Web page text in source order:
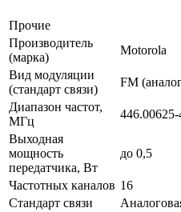
Прочие
Производитель
(марка)
Motorola
Вид модуляции
(стандарт связи)
FM
Диапазон частот,
МГц
Выходная
мощность
передатчика, Вт
до 0,5
Частотных каналов 16
Стандарт связи